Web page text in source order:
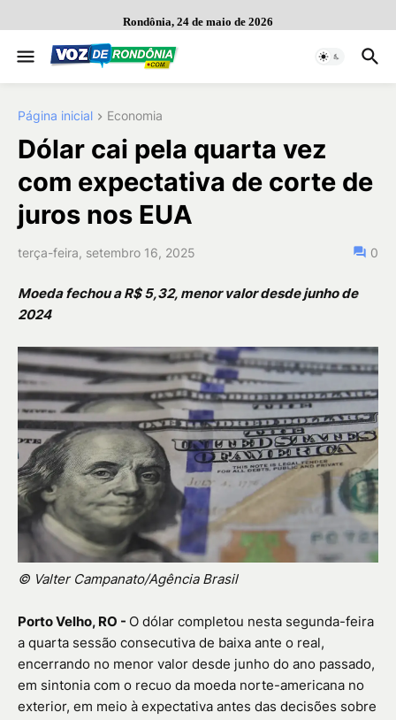
Rondônia, 24 de maio de 2026
Página inicial Economia
Dólar cai pela quarta vez
com expectativa de corte de
juros nos EUA
terça-feira, setembro 16, 2025 0
Moeda fechou a R$ 5,32, menor valor desde junho de
2024
© Valter Campanato/Agência Brasil
Porto Velho, RO - O dólar completou nesta segunda-feira
a quarta sessão consecutiva de baixa ante o real,
encerrando no menor valor desde junho do ano passado,
em sintonia com o recuo da moeda norte-americana no
exterior, em meio à expectativa antes das decisões sobre